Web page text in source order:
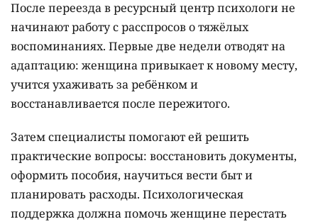
После переезда в ресурсный центр психологи не
начинают работу с расспросов о тяжёлых
воспоминаниях. Первые две недели отводят на
адаптацию: женщина привыкает к новому месту,
учится ухаживать за ребёнком и
восстанавливается после пережитого.
Затем специалисты помогают ей решить
практические вопросы: восстановить документы,
оформить пособия, научиться вести быт и
планировать расходы. Психологическая
поддержка должна помочь женщине перестать